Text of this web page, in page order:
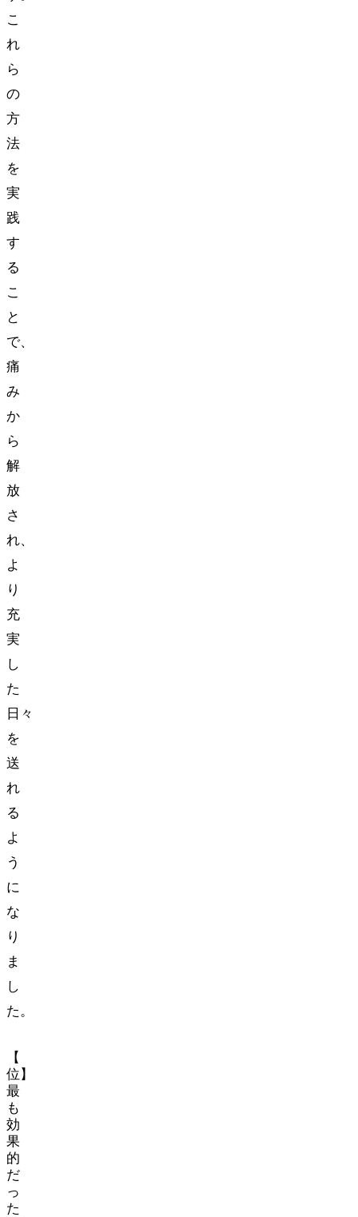
こ
れ
ら
の
方
法
を
実
践
す
る
こ
と
で、
痛
み
か
ら
解
放
さ
れ、
よ
り
充
実
し
た
日々
を
送
れ
る
よ
う
に
な
り
ま
し
た。
【1
位】
最
も
効
果
的
だ
っ
た